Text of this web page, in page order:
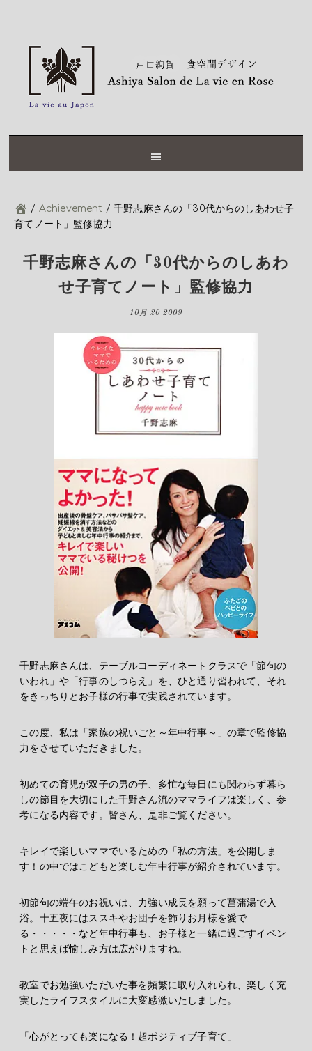
navigation
/ Achievement / 千野志麻さんの「30代からのしあわせ子
育てノート」監修協力
千野志麻さんの「30代からのしあわ
せ子育てノート」監修協力
10月 20 2009
千野志麻さんは、テーブルコーディネートクラスで「節句の
いわれ」や「行事のしつらえ」を、ひと通り習われて、それ
をきっちりとお子様の行事で実践されています。
この度、私は「家族の祝いごと～年中行事～」の章で監修協
力をさせていただきました。
初めての育児が双子の男の子、多忙な毎日にも関わらず暮ら
しの節目を大切にした千野さん流のママライフは楽しく、参
考になる内容です。皆さん、是非ご覧ください。
キレイで楽しいママでいるための「私の方法」を公開しま
す！の中ではこどもと楽しむ年中行事が紹介されています。
初節句の端午のお祝いは、力強い成長を願って菖蒲湯で入
浴。十五夜にはススキやお団子を飾りお月様を愛で
る・・・・・など年中行事も、お子様と一緒に過ごすイベン
トと思えば愉しみ方は広がりますね。
教室でお勉強いただいた事を頻繁に取り入れられ、楽しく充
実したライフスタイルに大変感激いたしました。
「心がとっても楽になる！超ポジティブ子育て」